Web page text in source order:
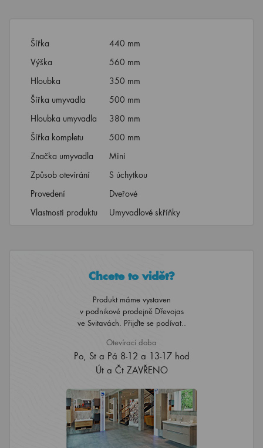
Šířka
440 mm
Výška
560 mm
Hloubka
350 mm
Šířka umyvadla
500 mm
Hloubka umyvadla
380 mm
Šířka kompletu
500 mm
Značka umyvadla
Mini
Způsob otevírání
S úchytkou
Provedení
Dveřové
Vlastnosti produktu
Umyvadlové skříňky
Chcete to vidět?
Produkt máme vystaven
v podnikové prodejně Dřevojas
ve Svitavách. Přijďte se podívat..
Otevírací doba
Po, St a Pá 8-12 a 13-17 hod
Út a Čt ZAVŘENO